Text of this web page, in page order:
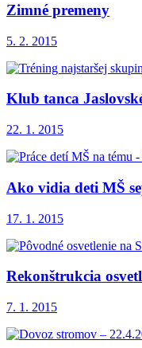
Zimné premeny
5. 2. 2015
Klub tanca
22. 1. 2015
Ako vidia deti MŠ
17. 1. 2015
Rekonštrukcia
7. 1. 2015